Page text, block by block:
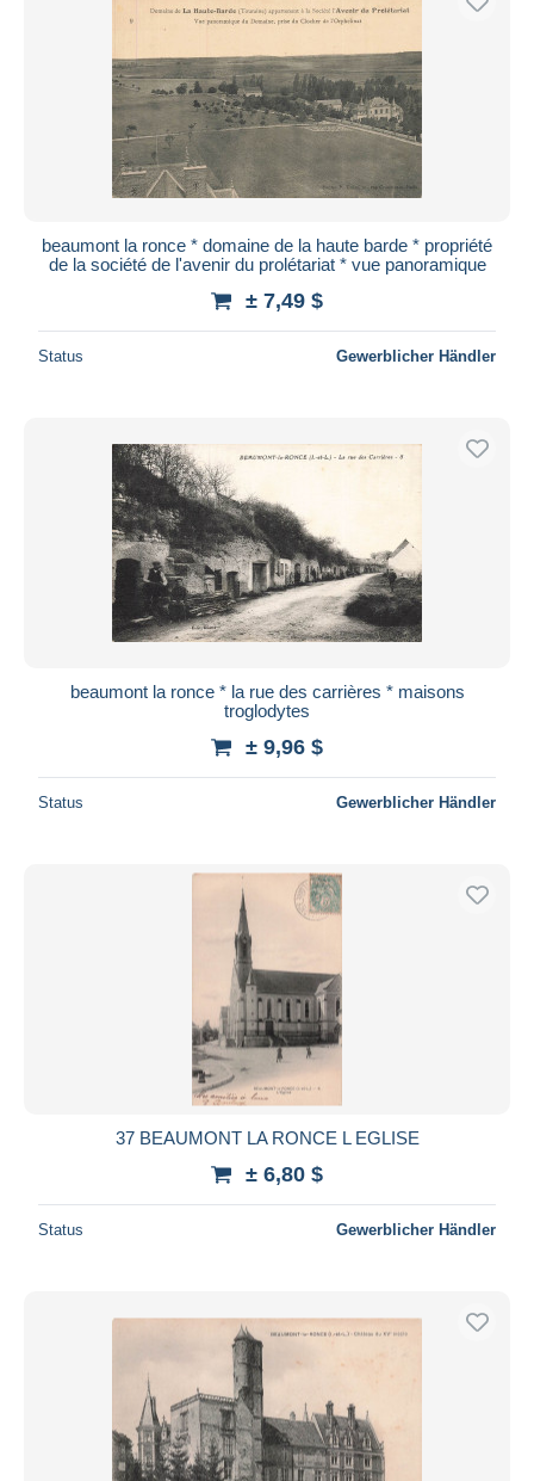
beaumont la ronce * domaine de la haute barde * propriété
de la société de l'avenir du prolétariat * vue panoramique
± 7,49 $
Status Gewerblicher Händler
beaumont la ronce * la rue des carrières * maisons
troglodytes
± 9,96 $
Status Gewerblicher Händler
37 BEAUMONT LA RONCE L EGLISE
± 6,80 $
Status Gewerblicher Händler